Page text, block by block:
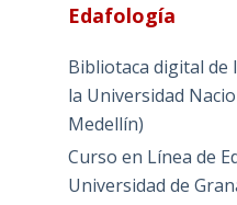
Edafología
Bibliotaca digital de
la Universidad
Medellín)
Curso en Línea de
Universidad de